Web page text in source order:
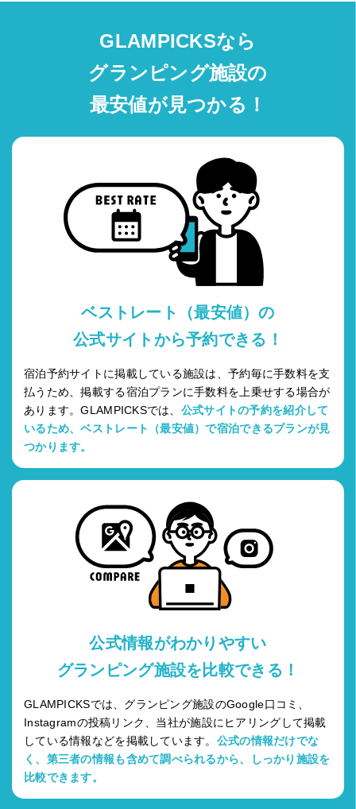
GLAMPICKSなら
グランピング施設の
最安値が見つかる！
ベストレート（最安値）の
公式サイトから予約できる！
宿泊予約サイトに掲載している施設は、予約毎に手数料を支
払うため、掲載する宿泊プランに手数料を上乗せする場合が
あります。GLAMPICKSでは、 公式サイトの予約を紹介して
いるため、ベストレート（最安値）で宿泊できるプランが見
つかります。
公式情報がわかりやすい
グランピング施設を比較できる！
GLAMPICKSでは、グランピング施設のGoogle口コミ、
Instagramの投稿リンク、当社が施設にヒアリングして掲載
している情報などを掲載しています。 公式の情報だけでな
く、第三者の情報も含めて調べられるから、しっかり施設を
比較できます。